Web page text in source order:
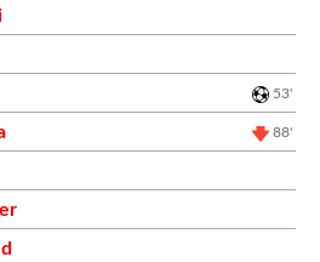
53'
88'